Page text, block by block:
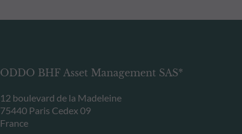
ODDO BHF Asset Management SAS*
12 boulevard de la Madeleine
75440 Paris Cedex 09
France